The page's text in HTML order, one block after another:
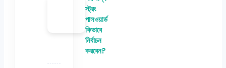
স্ট্রং
পাসওয়ার্ড
কিভাবে
নির্বাচন
করবেন?